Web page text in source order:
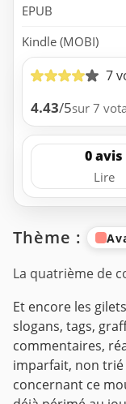
EPUB
Kindle (MOBI)
7
4.43/5sur 7
0 avis
Lire
Thème :
La quatrième de
Et encore les
slogans, tags,
commentaires,
imparfait, non
concernant ce